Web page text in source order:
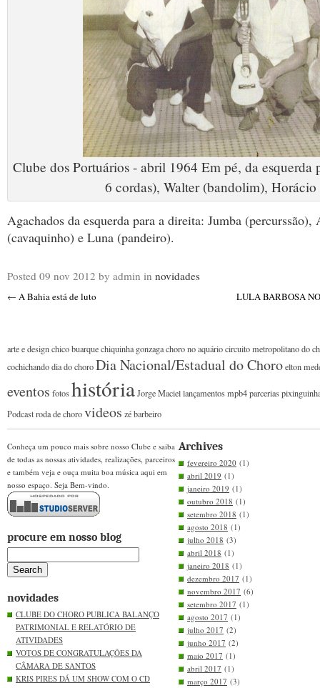
Clube dos Portuários - abril 1964 Em pé, da
6 cordas), Walter (bandolim),
Agachados da esquerda para a direita: Jumba (percurssão),
(cavaquinho) e Luna (pandeiro).
Posted 09 nov 2012 by admin in novidades
← A Bahia está de luto LULA BARBOSA
arte e designchico buarquechiquinha gonzagachoro no aquáriocircuito metropolitano do
cochichandodia do choroDia Nacional/Estadual do Choroelton
eventos fotoshistóriaJorge Maciellançamentosmpb4parcerias
Podcastroda de chorovideos zé barbeiro
Conheça um pouco mais sobre nosso Clube e saiba
de todas as nossas atividades, realizações, parceiros
e também veja e ouça muita boa música aqui em
nosso espaço. Seja Bem-vindo.
procure em nosso blog
novidades
CLUBE DO CHORO PUBLICA BALANÇO
PATRIMONIAL E RELATÓRIO DE
ATIVIDADES
VOTOS DE CONGRATULAÇÕES DA
CÂMARA DE SANTOS
KRIS PIRES DÁ UM SHOW COM O CD
Archives
fevereiro 2020 (1)
abril 2019 (1)
janeiro 2019 (1)
outubro 2018 (1)
setembro 2018 (1)
agosto 2018 (1)
julho 2018 (3)
abril 2018 (1)
janeiro 2018 (1)
dezembro 2017 (1)
novembro 2017 (6)
setembro 2017 (1)
agosto 2017 (1)
julho 2017 (2)
junho 2017 (2)
maio 2017 (1)
abril 2017 (1)
março 2017 (3)